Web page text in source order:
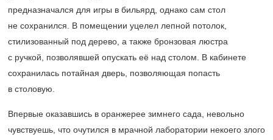
предназначался для игры в бильярд, однако сам стол
не сохранился. В помещении уцелел лепной потолок,
стилизованный под дерево, а также бронзовая люстра
с ручкой, позволявшей опускать её над столом. В кабинете
сохранилась потайная дверь, позволяющая попасть
в столовую.
Впервые оказавшись в оранжерее зимнего сада, невольно
чувствуешь, что очутился в мрачной лаборатории некоего злого